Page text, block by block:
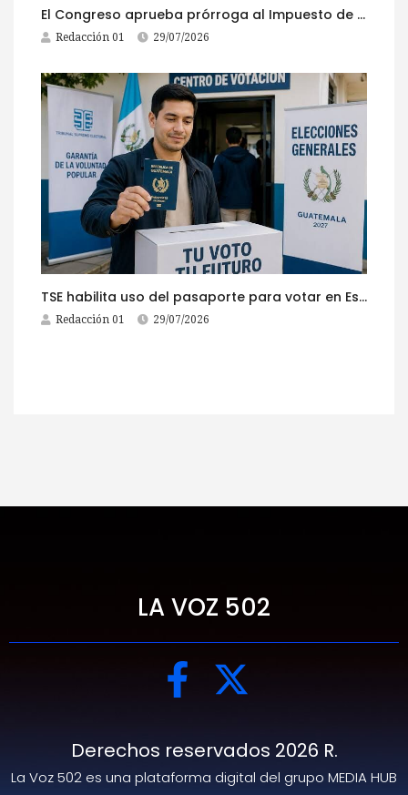
El Congreso aprueba prórroga al Impuesto de Circulación 2026
Redacción 01 29/07/2026
TSE habilita uso del pasaporte para votar en Estados Unidos
Redacción 01 29/07/2026
LA VOZ 502
Derechos reservados 2026 R.
La Voz 502 es una plataforma digital del grupo MEDIA HUB